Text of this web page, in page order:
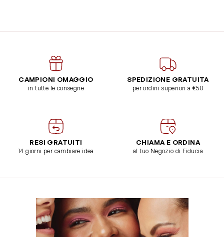
CAMPIONI OMAGGIO
in tutte le consegne
SPEDIZIONE GRATUITA
per ordini superiori a €50
RESI GRATUITI
14 giorni per cambiare idea
CHIAMA E ORDINA
al tuo Negozio di Fiducia